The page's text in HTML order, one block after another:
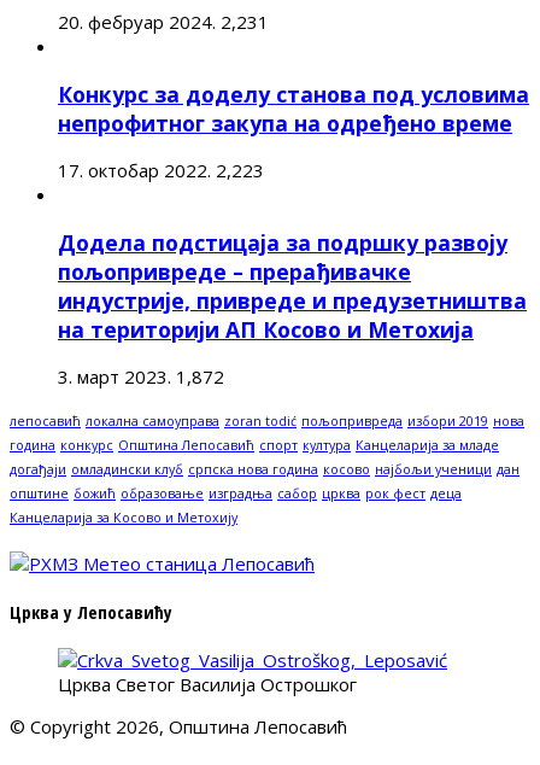
20. фебруар 2024. 2,231
Конкурс за доделу станова под условима
непрофитног закупа на одређено време
17. октобар 2022. 2,223
Додела подстицаја за подршку развоју
пољопривреде – прерађивачке
индустрије, привреде и предузетништва
на територији АП Косово и Метохија
3. март 2023. 1,872
лепосавић локална самоуправа zoran todić пољопривреда избори 2019 нова
година конкурс Општина Лепосавић спорт култура Канцеларија за младе
догађаји омладински клуб српска нова година косово најбољи ученици дан
општине божић образовање изградња сабор црква рок фест деца
Канцеларија за Косово и Метохију
Црква у Лепосавићу
Црква Светог Василија Острошког
© Copyright 2026, Општина Лепосавић